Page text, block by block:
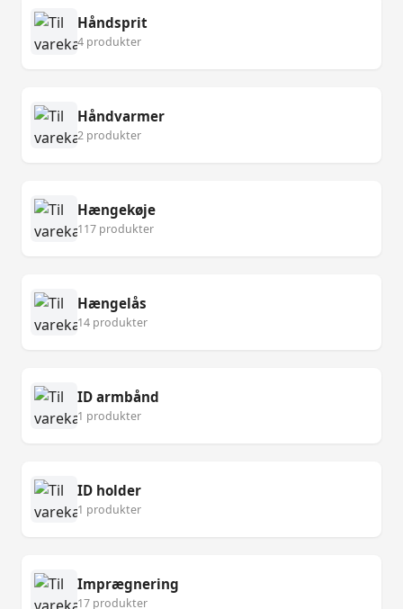
Håndsprit
4 produkter
Håndvarmer
2 produkter
Hængekøje
117 produkter
Hængelås
14 produkter
ID armbånd
1 produkter
ID holder
1 produkter
Imprægnering
17 produkter